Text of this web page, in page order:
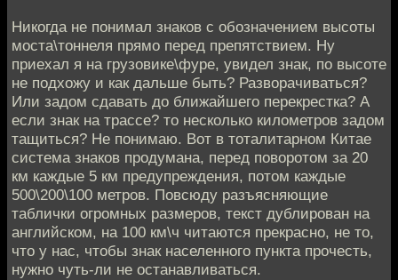
Никогда не понимал знаков с обозначением высоты
моста\тоннеля прямо перед препятствием. Ну
приехал я на грузовике\фуре, увидел знак, по высоте
не подхожу и как дальше быть? Разворачиваться?
Или задом сдавать до ближайшего перекрестка? А
если знак на трассе? то несколько километров задом
тащиться? Не понимаю. Вот в тоталитарном Китае
система знаков продумана, перед поворотом за 20
км каждые 5 км предупреждения, потом каждые
500\200\100 метров. Повсюду разъясняющие
таблички огромных размеров, текст дублирован на
английском, на 100 км\ч читаются прекрасно, не то,
что у нас, чтобы знак населенного пункта прочесть,
нужно чуть-ли не останавливаться.